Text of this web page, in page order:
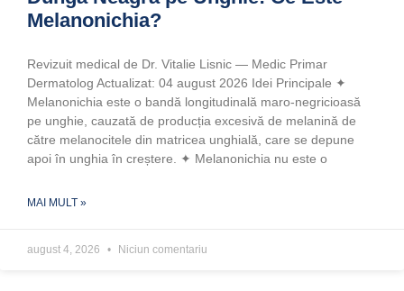
Melanonichia?
Revizuit medical de Dr. Vitalie Lisnic — Medic Primar
Dermatolog Actualizat: 04 august 2026 Idei Principale ✦
Melanonichia este o bandă longitudinală maro-negricioasă
pe unghie, cauzată de producția excesivă de melanină de
către melanocitele din matricea unghială, care se depune
apoi în unghia în creștere. ✦ Melanonichia nu este o
MAI MULT »
august 4, 2026 Niciun comentariu